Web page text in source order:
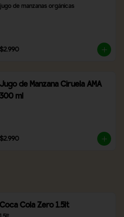
jugo de manzanas orgánicas
$2.990
Jugo de Manzana Ciruela AMA
300 ml
$2.990
Coca Cola Zero 1.5lt